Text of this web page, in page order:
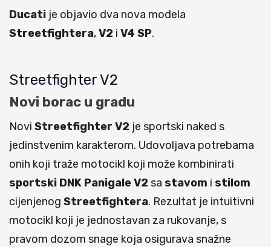
Ducati je objavio dva nova modela
Streetfightera,V2 i V4 SP.
Streetfighter V2
Novi borac u gradu
Novi Streetfighter V2 je sportski naked s
jedinstvenim karakterom. Udovoljava potrebama
onih koji traže motocikl koji može kombinirati
sportski DNK Panigale V2 sa stavom i stilom
cijenjenog Streetfightera. Rezultat je intuitivni
motocikl koji je jednostavan za rukovanje, s
pravom dozom snage koja osigurava snažne